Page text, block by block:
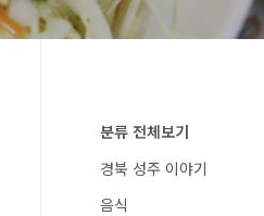
분류 전체보기
경북 성주 이야기
음식